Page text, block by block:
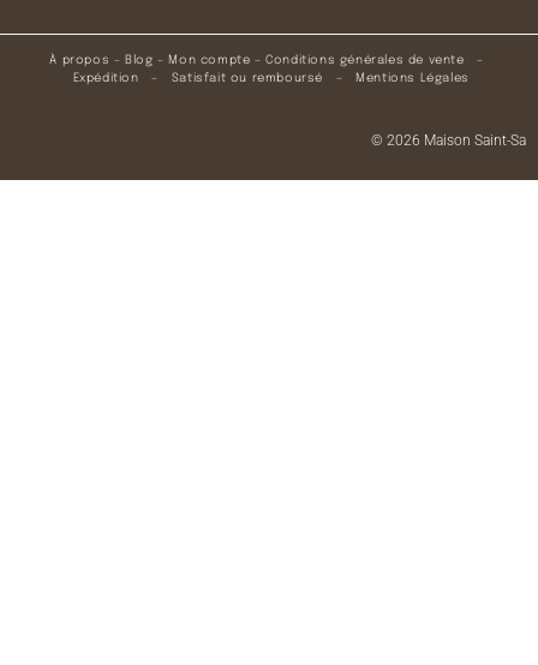
À propos – Blog – Mon compte –Conditions générales de vente –
Expédition – Satisfait ou remboursé – Mentions Légales
© 2026 Maison Saint-Sa